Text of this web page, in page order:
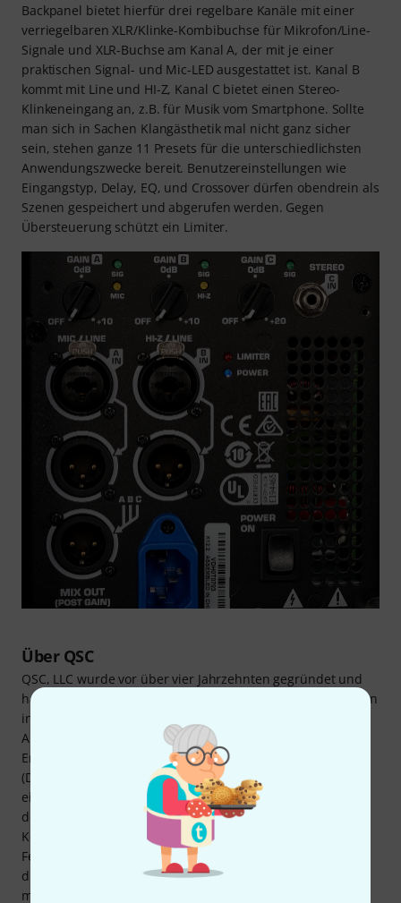
Backpanel bietet hierfür drei regelbare Kanäle mit einer
verriegelbaren XLR/Klinke-Kombibuchse für Mikrofon/Line-
Signale und XLR-Buchse am Kanal A, der mit je einer
praktischen Signal- und Mic-LED ausgestattet ist. Kanal B
kommt mit Line und HI-Z, Kanal C bietet einen Stereo-
Klinkeneingang an, z.B. für Musik vom Smartphone. Sollte
man sich in Sachen Klangästhetik mal nicht ganz sicher
sein, stehen ganze 11 Presets für die unterschiedlichsten
Anwendungszwecke bereit. Benutzereinstellungen wie
Eingangstyp, Delay, EQ, und Crossover dürfen obendrein als
Szenen gespeichert und abgerufen werden. Gegen
Übersteuerung schützt ein Limiter.
Über QSC
QSC, LLC wurde vor über vier Jahrzehnten gegründet und
hat sich seither zu einem weltweit führenden Unternehmen
in der Entwicklung und Herstellung von professionellen
Audio-Systemlösungen etabliert. Die Entwicklung von
Endstufen, Lautsprechern, digitaler Signalverarbeitung
(DSP) und digitalen Mischpulten finden bei QSC unter
einem Dach statt. So entstehen Produkte und Systeme,
deren Features bestens aufeinander abgestimmt sind. Die
Kompetenz von QSC zeigt sich auch in der modernen
Fertigungstechnik und Qualitätskontrolle. Gefertigt werden
die Produkte mit computergestützter Präzision in einer
mehr als 7.500 m² großen Anlage in Costa Mesa